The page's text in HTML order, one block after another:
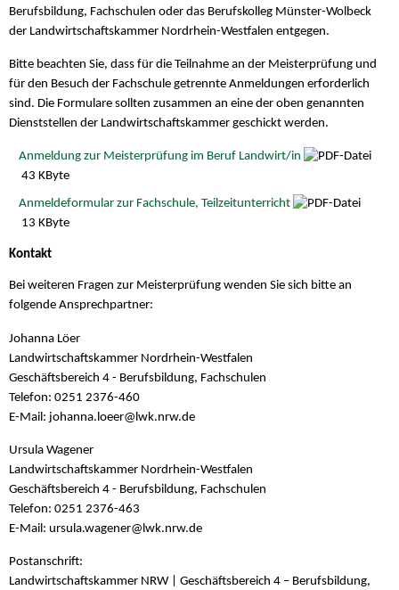
Berufsbildung, Fachschulen oder das Berufskolleg Münster-Wolbeck
der Landwirtschaftskammer Nordrhein-Westfalen entgegen.
Bitte beachten Sie, dass für die Teilnahme an der Meisterprüfung und
für den Besuch der Fachschule getrennte Anmeldungen erforderlich
sind. Die Formulare sollten zusammen an eine der oben genannten
Dienststellen der Landwirtschaftskammer geschickt werden.
Anmeldung zur Meisterprüfung im Beruf Landwirt/in
43 KByte
Anmeldeformular zur Fachschule, Teilzeitunterricht
13 KByte
Kontakt
Bei weiteren Fragen zur Meisterprüfung wenden Sie sich bitte an
folgende Ansprechpartner:
Johanna Löer
Landwirtschaftskammer Nordrhein-Westfalen
Geschäftsbereich 4 - Berufsbildung, Fachschulen
Telefon: 0251 2376-460
E-Mail: johanna.loeer@ lwk.nrw.de
Ursula Wagener
Landwirtschaftskammer Nordrhein-Westfalen
Geschäftsbereich 4 - Berufsbildung, Fachschulen
Telefon: 0251 2376-463
E-Mail: ursula.wagener@ lwk.nrw.de
Postanschrift:
Landwirtschaftskammer NRW | Geschäftsbereich 4 – Berufsbildung,